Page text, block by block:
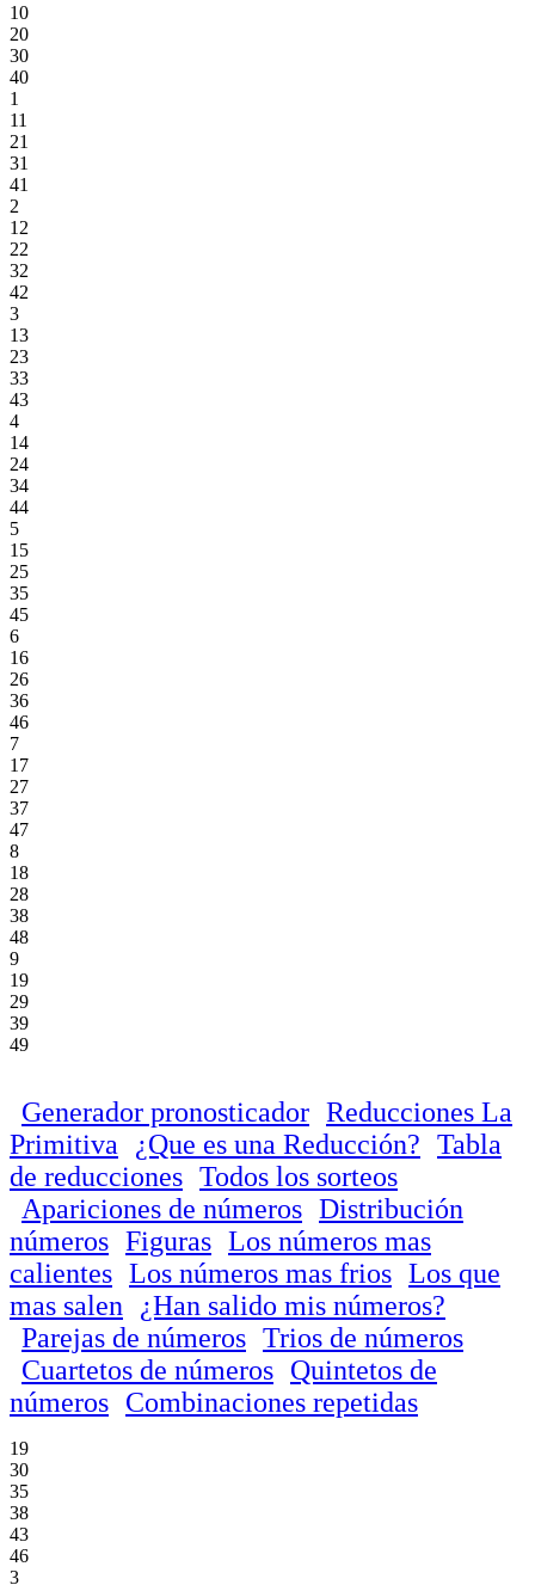
10
20
30
40
1
11
21
31
41
2
12
22
32
42
3
13
23
33
43
4
14
24
34
44
5
15
25
35
45
6
16
26
36
46
7
17
27
37
47
8
18
28
38
48
9
19
29
39
49
Generador pronosticador Reducciones La
Primitiva
¿Que es una Reducción? Tabla
de reducciones Todos los sorteos
Apariciones de números Distribución
números Figuras Los números mas
calientes Los números mas frios Los que
mas salen
¿Han salido mis números?
Parejas de números Trios de números
Cuartetos de números Quintetos de
números Combinaciones repetidas
19
30
35
38
43
46
3